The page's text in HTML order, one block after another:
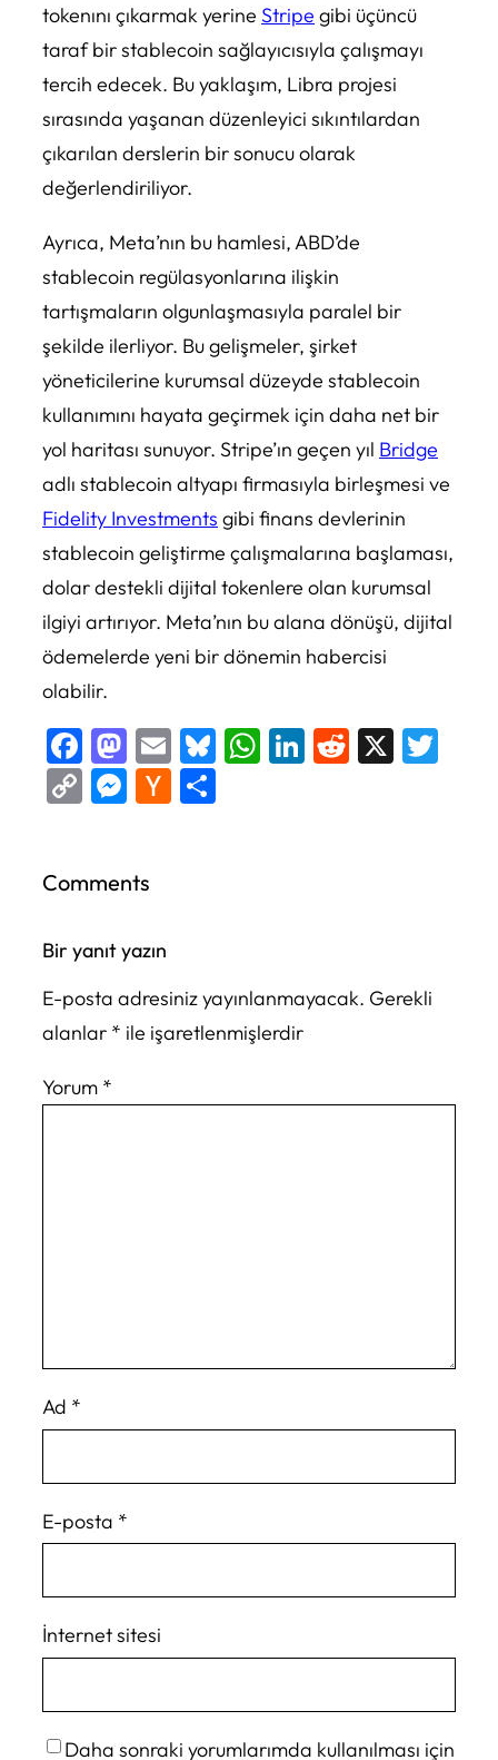
tokenını çıkarmak yerine Stripe gibi üçüncü
taraf bir stablecoin sağlayıcısıyla çalışmayı
tercih edecek. Bu yaklaşım, Libra projesi
sırasında yaşanan düzenleyici sıkıntılardan
çıkarılan derslerin bir sonucu olarak
değerlendiriliyor.
Ayrıca, Meta’nın bu hamlesi, ABD’de
stablecoin regülasyonlarına ilişkin
tartışmaların olgunlaşmasıyla paralel bir
şekilde ilerliyor. Bu gelişmeler, şirket
yöneticilerine kurumsal düzeyde stablecoin
kullanımını hayata geçirmek için daha net bir
yol haritası sunuyor. Stripe’ın geçen yıl Bridge
adlı stablecoin altyapı firmasıyla birleşmesi ve
Fidelity Investments gibi finans devlerinin
stablecoin geliştirme çalışmalarına başlaması,
dolar destekli dijital tokenlere olan kurumsal
ilgiyi artırıyor. Meta’nın bu alana dönüşü, dijital
ödemelerde yeni bir dönemin habercisi
olabilir.
Facebook
Mastodon
EmailBluesky
WhatsApp
LinkedIn
Reddit
X
CopyMessenger
Hacker
Comments
Bir yanıt yazın
E-posta adresiniz yayınlanmayacak. Gerekli
alanlar * ile işaretlenmişlerdir
Yorum *
Ad *
E-posta *
İnternet sitesi
Daha sonraki yorumlarımda kullanılması için